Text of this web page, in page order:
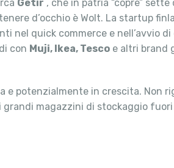
Getir , che in patria “copre”
d’occhio è Wolt. La startup
nel quick commerce e nell’avvio di
con Muji, Ikea, Tesco e altri brand
e potenzialmente in crescita. Non
grandi magazzini di stockaggio